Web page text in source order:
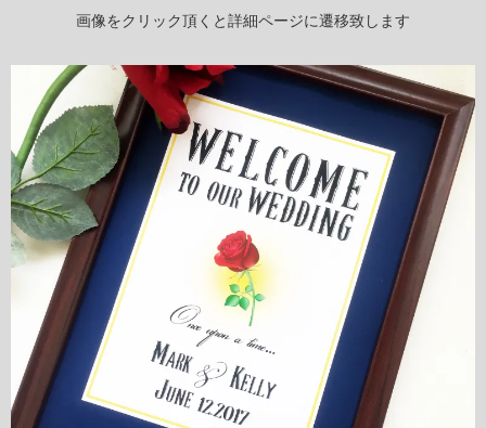
画像をクリック頂くと詳細ページに遷移致します